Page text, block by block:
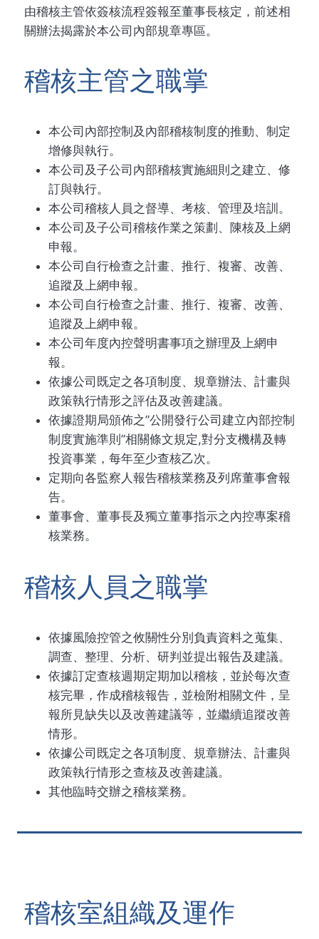
由稽核主管依簽核流程簽報至董事長核定，前述相
關辦法揭露於本公司內部規章專區。
稽核主管之職掌
本公司內部控制及內部稽核制度的推動、制定
增修與執行。
本公司及子公司內部稽核實施細則之建立、修
訂與執行。
本公司稽核人員之督導、考核、管理及培訓。
本公司及子公司稽核作業之策劃、陳核及上網
申報。
本公司自行檢查之計畫、推行、複審、改善、
追蹤及上網申報。
本公司自行檢查之計畫、推行、複審、改善、
追蹤及上網申報。
本公司年度內控聲明書事項之辦理及上網申
報。
依據公司既定之各項制度、規章辦法、計畫與
政策執行情形之評估及改善建議。
依據證期局頒佈之”公開發行公司建立內部控制
制度實施準則”相關條文規定,對分支機構及轉
投資事業，每年至少查核乙次。
定期向各監察人報告稽核業務及列席董事會報
告。
董事會、董事長及獨立董事指示之內控專案稽
核業務。
稽核人員之職掌
依據風險控管之攸關性分別負責資料之蒐集、
調查、整理、分析、研判並提出報告及建議。
依據訂定查核週期定期加以稽核，並於每次查
核完畢，作成稽核報告，並檢附相關文件，呈
報所見缺失以及改善建議等，並繼續追蹤改善
情形。
依據公司既定之各項制度、規章辦法、計畫與
政策執行情形之查核及改善建議。
其他臨時交辦之稽核業務。
稽核室組織及運作